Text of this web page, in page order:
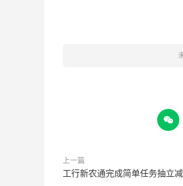

上一篇
工行新农通完成简单任务抽立